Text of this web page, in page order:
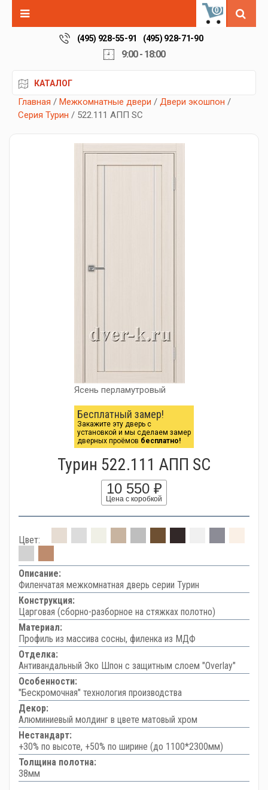
0
(495) 928-55-91 (495) 928-71-90
9:00 - 18:00
КАТАЛОГ
Главная / Межкомнатные двери / Двери экошпон /
Серия Турин / 522.111 АПП SC
Ясень перламутровый
Бесплатный замер!
Закажите эту дверь с
установкой и мы сделаем замер
дверных проёмов бесплатно!
Турин 522.111 АПП SC
10 550 ₽
Цена с коробкой
Цвет:
Описание:
Филенчатая межкомнатная дверь серии Турин
Конструкция:
Царговая (сборно-разборное на стяжках полотно)
Материал:
Профиль из массива сосны, филенка из МДФ
Отделка:
Антивандальный Эко Шпон с защитным слоем "Overlay"
Особенности:
"Бескромочная" технология производства
Декор:
Алюминиевый молдинг в цвете матовый хром
Нестандарт:
+30% по высоте, +50% по ширине (до 1100*2300мм)
Толщина полотна:
38мм